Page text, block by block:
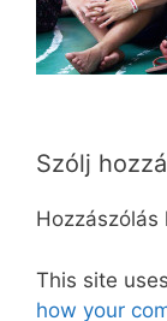
Szólj
Hozzászólás
This site
how your